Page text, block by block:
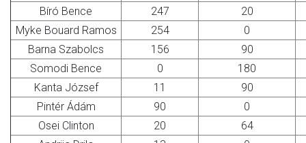
Bíró Bence
247
20
Myke Bouard Ramos
254
0
Barna Szabolcs
156
90
Somodi Bence
0
180
Kanta József
11
90
Pintér Ádám
90
0
Osei Clinton
20
64